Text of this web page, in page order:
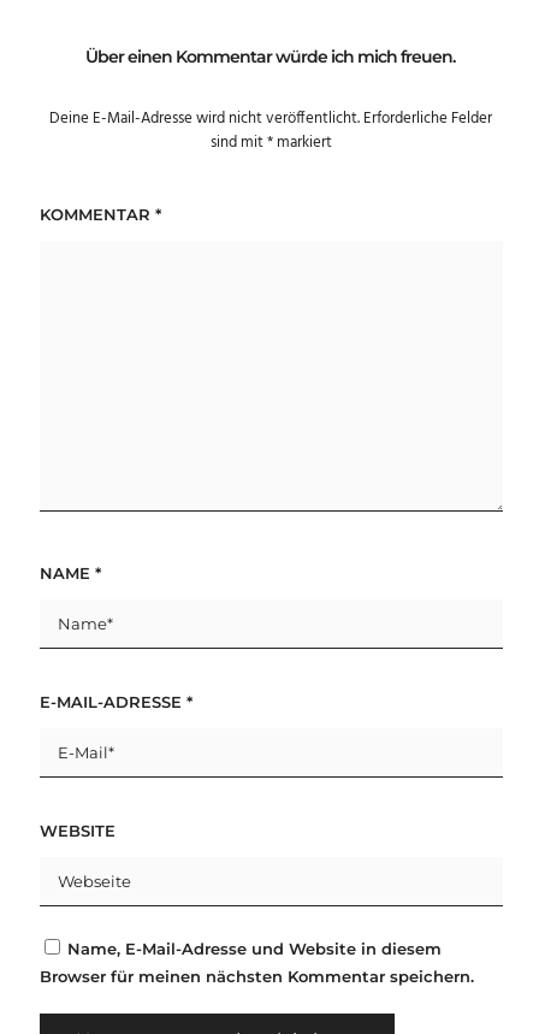
Über einen Kommentar würde ich mich freuen.
Deine E-Mail-Adresse wird nicht veröffentlicht.Erforderliche Felder
sind mit*markiert
KOMMENTAR *
NAME *
E-MAIL-ADRESSE *
WEBSITE
Name, E-Mail-Adresse und Website in diesem
Browser für meinen nächsten Kommentar speichern.